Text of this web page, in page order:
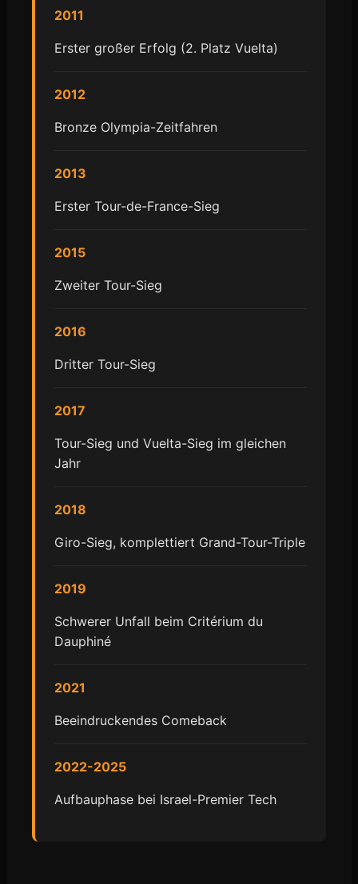
2011
Erster großer Erfolg (2. Platz Vuelta)
2012
Bronze Olympia-Zeitfahren
2013
Erster Tour-de-France-Sieg
2015
Zweiter Tour-Sieg
2016
Dritter Tour-Sieg
2017
Tour-Sieg und Vuelta-Sieg im gleichen
Jahr
2018
Giro-Sieg, komplettiert Grand-Tour-Triple
2019
Schwerer Unfall beim Critérium du
Dauphiné
2021
Beeindruckendes Comeback
2022-2025
Aufbauphase bei Israel-Premier Tech